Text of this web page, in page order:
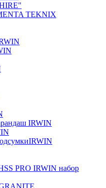
TEKNIX
IRWIN
PRO IRWIN набор